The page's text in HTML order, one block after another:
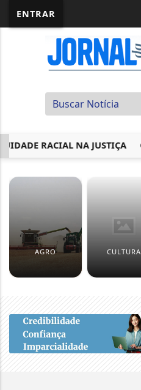
ENTRAR
RACIAL NA JUSTIÇA
AGRO CULTURA